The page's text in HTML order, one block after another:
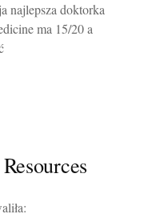
najlepsza doktorka
ma 15/20 a